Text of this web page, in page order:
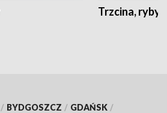
Trzcina, ryby
/ BYDGOSZCZ / GDAŃSK /